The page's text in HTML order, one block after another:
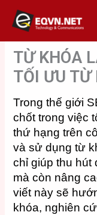
content
TỪ KHÓA
TỐI ƯU TỪ
Trong thế giới
chốt trong việc
thứ hạng trên
và sử dụng từ
chỉ giúp thu hút
mà còn nâng
viết này sẽ
khóa, nghiên